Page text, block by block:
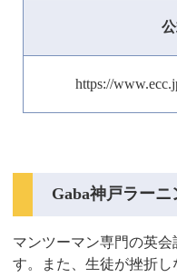
https://
Gaba神戸ラー
マンツーマン専門の英
す。また、生徒が挫折